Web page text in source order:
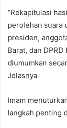
“Rekapitulasi
perolehan suara
presiden,
Barat, dan
diumumkan
Jelasnya
Imam
langkah penting